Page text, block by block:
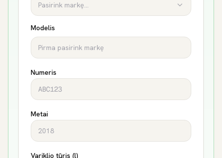
Pasirink markę...
Modelis
Numeris
Metai
Variklio tūris (l)